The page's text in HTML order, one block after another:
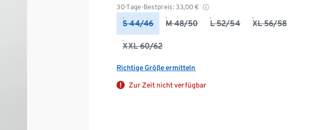
30-Tage-Bestpreis: 33,00 €
S 44/46 M 48/50 L 52/54 XL 56/58
XXL 60/62
Richtige Größe ermitteln
Zur Zeit nicht verfügbar